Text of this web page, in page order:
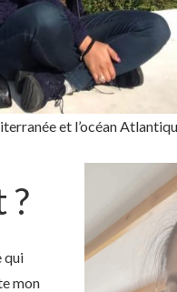
et l’océan
?
qui
mon